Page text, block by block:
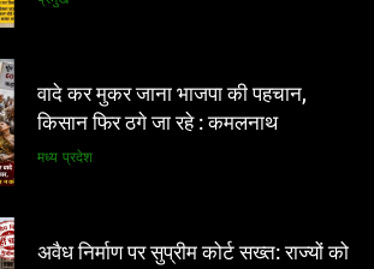
अवैध निर्माण पर सुप्रीम कोर्ट सख्त: राज्यों को
फटकार, अधिकारियों पर अवमानना की
कार्रवाई के संकेत
नई दिल्ली
रीवा के कमिश्नर का अनूठा नवाचार: हर